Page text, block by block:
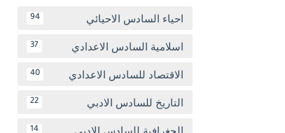
احياء السادس الاحيائي 94
اسلامية السادس الاعدادي 37
الاقتصاد للسادس الاعدادي 40
التاريخ للسادس الادبي 22
الجغرافية للسادس الادبي 14